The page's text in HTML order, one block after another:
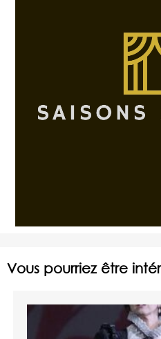
Vous pourriez être